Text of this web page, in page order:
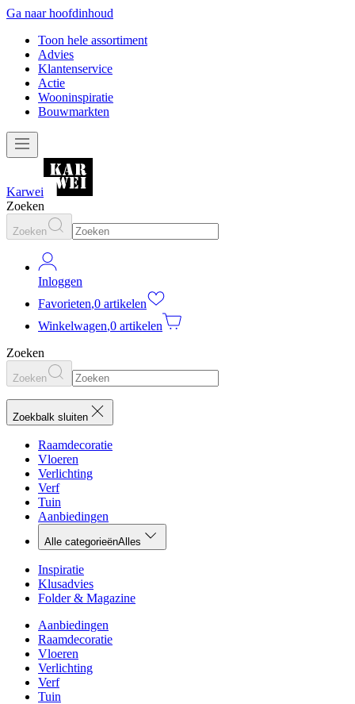
Ga naar hoofdinhoud
Toon hele assortiment
Advies
Klantenservice
Actie
Wooninspiratie
Bouwmarkten
Karwei
Zoeken
Zoeken
Inloggen
Favorieten,0 artikelen
Winkelwagen,0 artikelen
Zoeken
Zoeken
Zoekbalk sluiten
Raamdecoratie
Vloeren
Verlichting
Verf
Tuin
Aanbiedingen
Alle categorieënAlles
Inspiratie
Klusadvies
Folder & Magazine
Aanbiedingen
Raamdecoratie
Vloeren
Verlichting
Verf
Tuin